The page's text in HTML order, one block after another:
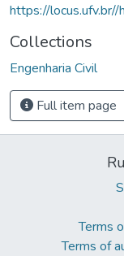
https://
Collections
Engenharia Civil
Full item page
Terms
Terms of